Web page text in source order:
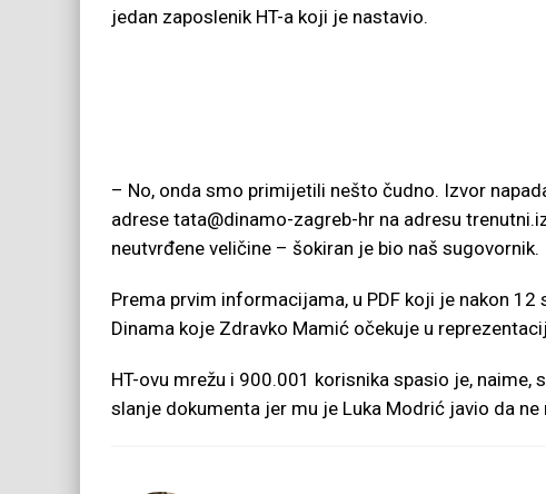
jedan zaposlenik HT-a koji je nastavio.
– No, onda smo primijetili nešto čudno. Izvor
adrese tata@dinamo-zagreb-hr na adresu
neutvrđene veličine – šokiran je bio naš sugovornik.
Prema prvim informacijama, u PDF koji je nakon
Dinama koje Zdravko Mamić očekuje u
HT-ovu mrežu i 900.001 korisnika spasio je,
slanje dokumenta jer mu je Luka Modrić javio da ne